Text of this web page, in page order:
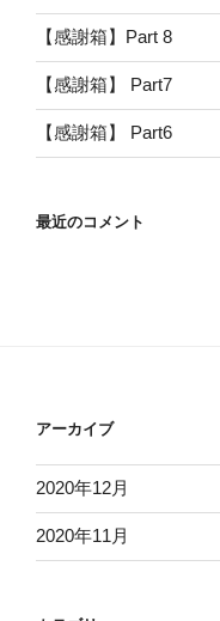
【感謝箱】Part 8
【感謝箱】 Part7
【感謝箱】 Part6
最近のコメント
アーカイブ
2020年12月
2020年11月